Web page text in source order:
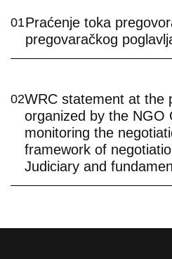
01Praćenje toka
pregovaračkog
02WRC statement at the
organized by the NGO
monitoring the
framework of
Judiciary and